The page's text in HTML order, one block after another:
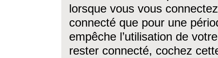
lorsque vous vous
connecté que pour une
empêche l’utilisation de
rester connecté, cochez